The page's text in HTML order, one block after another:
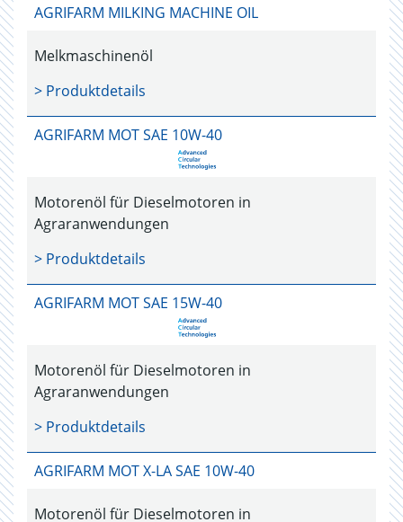
AGRIFARM MILKING MACHINE OIL
Melkmaschinenöl
> Produktdetails
AGRIFARM MOT SAE 10W-40
Motorenöl für Dieselmotoren in
Agraranwendungen
> Produktdetails
AGRIFARM MOT SAE 15W-40
Motorenöl für Dieselmotoren in
Agraranwendungen
> Produktdetails
AGRIFARM MOT X-LA SAE 10W-40
Motorenöl für Dieselmotoren in